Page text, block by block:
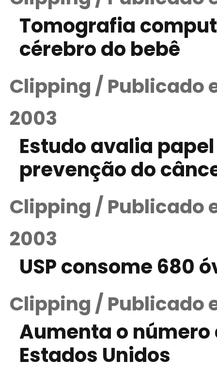
Tomografia
cérebro do bebê
Clipping / Publicado
2003
Estudo avalia
prevenção do
Clipping / Publicado
2003
USP consome 680
Clipping / Publicado
Aumenta o
Estados Unidos